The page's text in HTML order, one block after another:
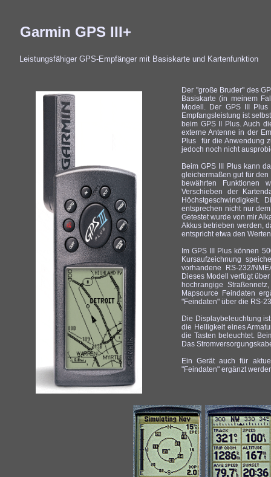
Garmin GPS III+
Leistungsfähiger GPS-Empfänger mit Basiskarte und Kartenfunktion
Der "große Bruder" des
Basiskarte (in meinem
Modell. Der GPS III
Empfangsleistung ist
beim GPS II Plus. Auch
externe Antenne in der
Plus für die Anwendung
jedoch noch nicht
Beim GPS III Plus kann
gleichermaßen gut für
bewährten Funktionen
Verschieben der
entsprechen nicht nur
Getestet wurde von mir
Akkus betrieben werden,
entspricht etwa den
Im GPS III Plus können
Kursaufzeichnung
vorhandene RS-232/
Dieses Modell verfügt
hochrangige
Mapsource Feindaten
"Feindaten" über die RS-
Die Displaybeleuchtung
die Helligkeit eines
die Tasten beleuchtet.
Das
Ein Gerät auch für
"Feindaten" ergänzt